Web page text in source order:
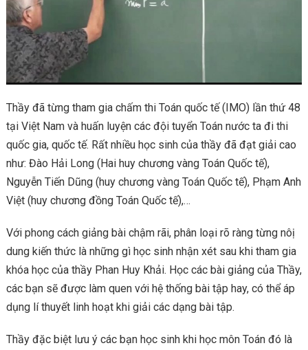
Thầy đã từng tham gia chấm thi Toán quốc tế (IMO) lần thứ 48
tại Việt Nam và huấn luyện các đội tuyển Toán nước ta đi thi
quốc gia, quốc tế. Rất nhiều học sinh của thầy đã đạt giải cao
như: Đào Hải Long (Hai huy chương vàng Toán Quốc tế),
Nguyễn Tiến Dũng (huy chương vàng Toán Quốc tế), Phạm Anh
Việt (huy chương đồng Toán Quốc tế),…
Với phong cách giảng bài chậm rãi, phân loại rõ ràng từng nôị
dung kiến thức là những gì học sinh nhận xét sau khi tham gia
khóa học của thầy Phan Huy Khải. Học các bài giảng của Thầy,
các bạn sẽ được làm quen với hệ thống bài tập hay, có thể áp
dụng lí thuyết linh hoạt khi giải các dạng bài tập.
Thầy đặc biệt lưu ý các bạn học sinh khi học môn Toán đó là